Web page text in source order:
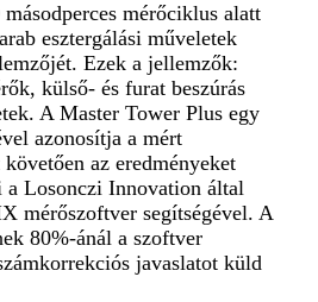
mérőciklus alatt
esztergálási műveletek
Ezek a jellemzők:
külső- és furat beszúrás
A Master Tower Plus egy
azonosítja a mért
az eredményeket
a Losonczi Innovation által
mérőszoftver segítségével. A
80%-ánál a szoftver
javaslatot küld